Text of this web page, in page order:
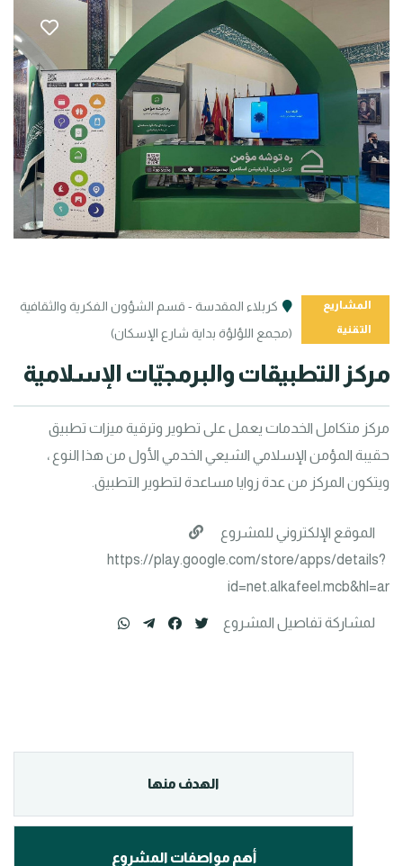
المشاريع
التقنية
كربلاء المقدسة - قسم الشؤون الفكرية والثقافية
(مجمع اللؤلؤة بداية شارع الإسكان)
مركز التطبيقات والبرمجيّات الإسلامية
ويتكون المركز من عدة زوايا مساعدة لتطوير التطبيق.
الموقع الإلكتروني للمشروع
https://play.google.com/store/apps/details?
id=net.alkafeel.mcb&hl=ar
لمشاركة تفاصيل المشروع
الهدف منها
أهم مواصفات المشروع